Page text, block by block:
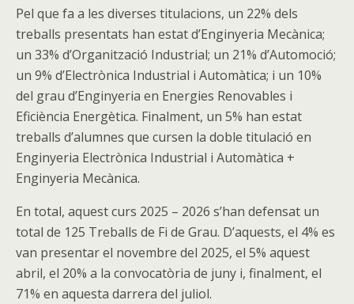
Pel que fa a les diverses titulacions, un 22% dels
treballs presentats han estat d’Enginyeria Mecànica;
un 33% d’Organització Industrial; un 21% d’Automoció;
un 9% d’Electrònica Industrial i Automàtica; i un 10%
del grau d’Enginyeria en Energies Renovables i
Eficiència Energètica. Finalment, un 5% han estat
treballs d’alumnes que cursen la doble titulació en
Enginyeria Electrònica Industrial i Automàtica +
Enginyeria Mecànica.
En total, aquest curs 2025 – 2026 s’han defensat un
total de 125 Treballs de Fi de Grau. D’aquests, el 4% es
van presentar el novembre del 2025, el 5% aquest
abril, el 20% a la convocatòria de juny i, finalment, el
71% en aquesta darrera del juliol.